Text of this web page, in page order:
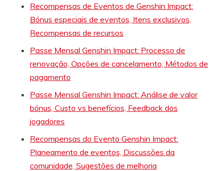
Recompensas de Eventos de Genshin Impact:
Bónus especiais de eventos, Itens exclusivos,
Recompensas de recursos
Passe Mensal Genshin Impact: Processo de
renovação, Opções de cancelamento, Métodos de
pagamento
Passe Mensal Genshin Impact: Análise de valor
bónus, Custo vs benefícios, Feedback dos
jogadores
Recompensas do Evento Genshin Impact:
Planeamento de eventos, Discussões da
comunidade, Sugestões de melhoria